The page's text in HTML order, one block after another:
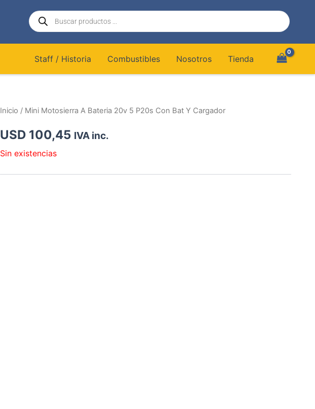
Búsqueda
de
productos
Staff / Historia Combustibles Nosotros Tienda
Inicio / Mini Motosierra A Bateria 20v 5 P20s Con Bat Y Cargador
USD 100,45 IVA inc.
Sin existencias